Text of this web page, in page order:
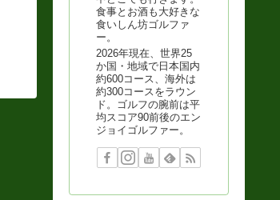
食事とお酒も大好きな
食いしん坊ゴルファ
ー。
2026年現在、世界25
か国・地域で日本国内
約600コース、海外は
約300コースをラウン
ド。ゴルフの腕前は平
均スコア90前後のエン
ジョイゴルファー。